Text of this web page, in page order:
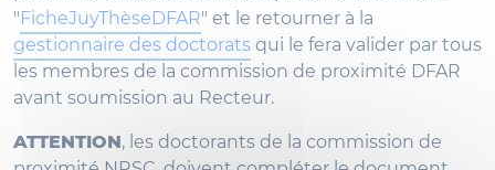
"FicheJuyThèseDFAR" et le retourner à la
gestionnaire des doctorats qui le fera valider par tous
les membres de la commission de proximité DFAR
avant soumission au Recteur.
ATTENTION, les doctorants de la commission de